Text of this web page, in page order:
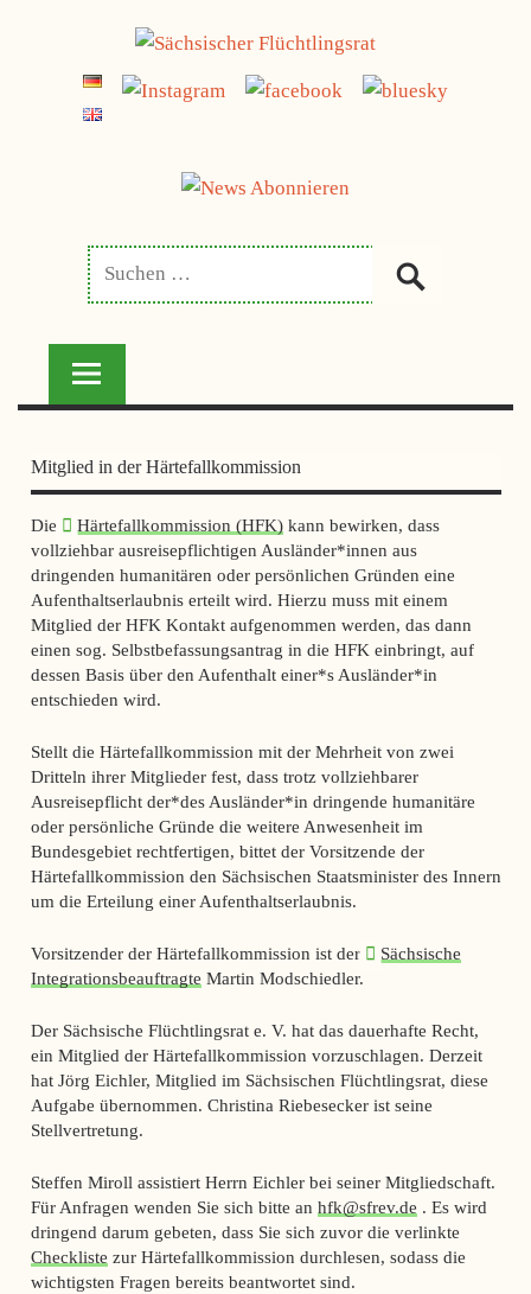
FLÜCHTLINGSRAT
Mitglied in der Härtefallkommission
Die Härtefallkommission (HFK) kann bewirken, dass
vollziehbar ausreisepflichtigen Ausländer*innen aus
dringenden humanitären oder persönlichen Gründen eine
Aufenthaltserlaubnis erteilt wird. Hierzu muss mit einem
Mitglied der HFK Kontakt aufgenommen werden, das dann
einen sog. Selbstbefassungsantrag in die HFK einbringt, auf
dessen Basis über den Aufenthalt einer*s Ausländer*in
entschieden wird.
Stellt die Härtefallkommission mit der Mehrheit von zwei
Dritteln ihrer Mitglieder fest, dass trotz vollziehbarer
Ausreisepflicht der*des Ausländer*in dringende humanitäre
oder persönliche Gründe die weitere Anwesenheit im
Bundesgebiet rechtfertigen, bittet der Vorsitzende der
Härtefallkommission den Sächsischen Staatsminister des Innern
um die Erteilung einer Aufenthaltserlaubnis.
Vorsitzender der Härtefallkommission ist der
Sächsische
Integrationsbeauftragte Martin Modschiedler.
Der Sächsische Flüchtlingsrat e. V. hat das dauerhafte Recht,
ein Mitglied der Härtefallkommission vorzuschlagen. Derzeit
hat Jörg Eichler, Mitglied im Sächsischen Flüchtlingsrat, diese
Aufgabe übernommen. Christina Riebesecker ist seine
Stellvertretung.
Steffen Miroll assistiert Herrn Eichler bei seiner Mitgliedschaft.
Für Anfragen wenden Sie sich bitte an hfk@sfrev.de . Es wird
dringend darum gebeten, dass Sie sich zuvor die verlinkte
Checkliste zur Härtefallkommission durchlesen, sodass die
wichtigsten Fragen bereits beantwortet sind.